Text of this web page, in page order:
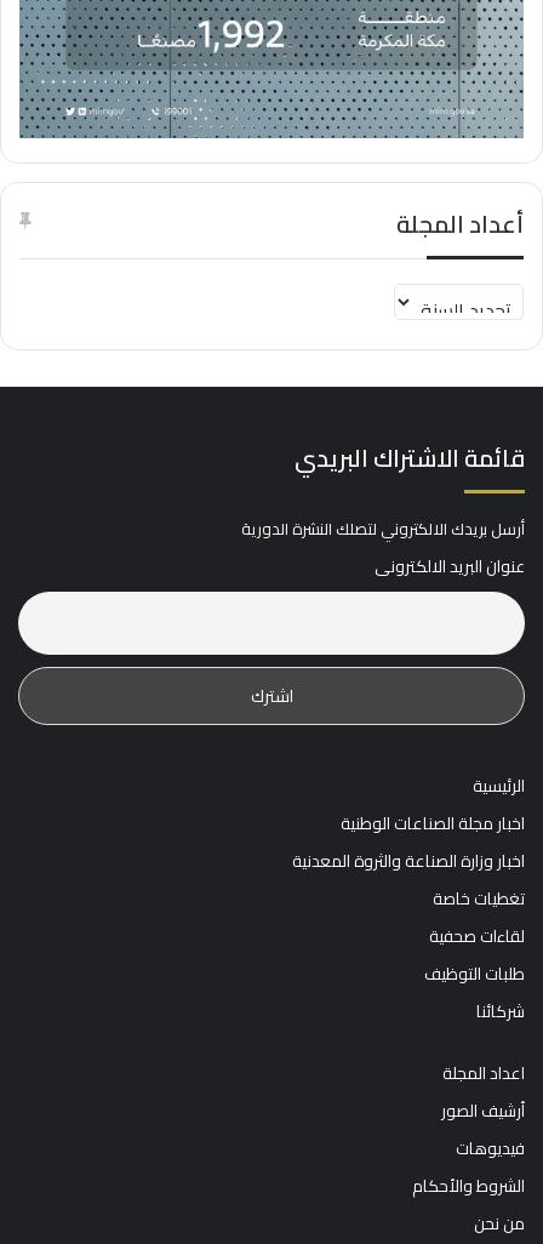
أعداد المجلة
قائمة الاشتراك البريدي
أرسل بريدك الالكتروني لتصلك النشرة الدورية
عنوان البريد الالكترونى
الرئيسية
اخبار مجلة الصناعات الوطنية
اخبار وزارة الصناعة والثروة المعدنية
تغطيات خاصة
لقاءات صحفية
طلبات التوظيف
شركائنا
اعداد المجلة
أرشيف الصور
فيديوهات
الشروط والأحكام
من نحن